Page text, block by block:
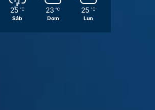
25 ℃
Sáb
23 ℃
Dom
25 ℃
Lun